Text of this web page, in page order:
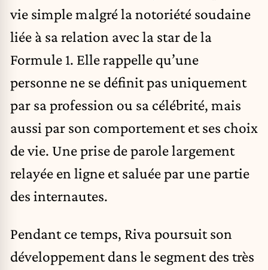
vie simple malgré la notoriété soudaine
liée à sa relation avec la star de la
Formule 1. Elle rappelle qu’une
personne ne se définit pas uniquement
par sa profession ou sa célébrité, mais
aussi par son comportement et ses choix
de vie. Une prise de parole largement
relayée en ligne et saluée par une partie
des internautes.
Pendant ce temps, Riva poursuit son
développement dans le segment des très